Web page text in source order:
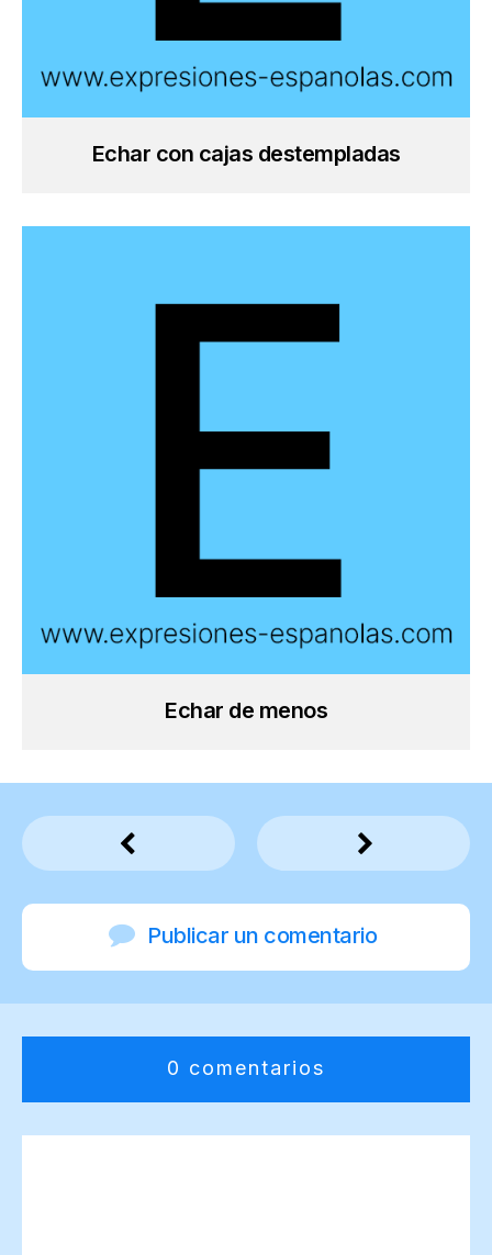
Echar con cajas destempladas
Echar de menos
Publicar un comentario
0 comentarios